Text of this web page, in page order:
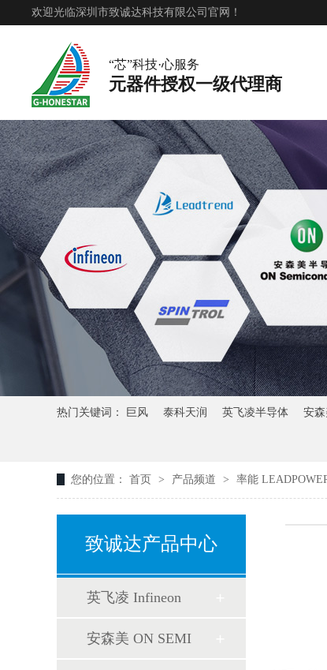
欢迎光临深圳市致诚达科技有限公司官网！
“芯”科技·心服务
元器件授权一级代理商
热门关键词： 巨风 泰科天润 英飞凌半导体 安
您的位置： 首页 > 产品频道 > 率能
致诚达产品中心
英飞凌 Infineon
安森美 ON SEMI